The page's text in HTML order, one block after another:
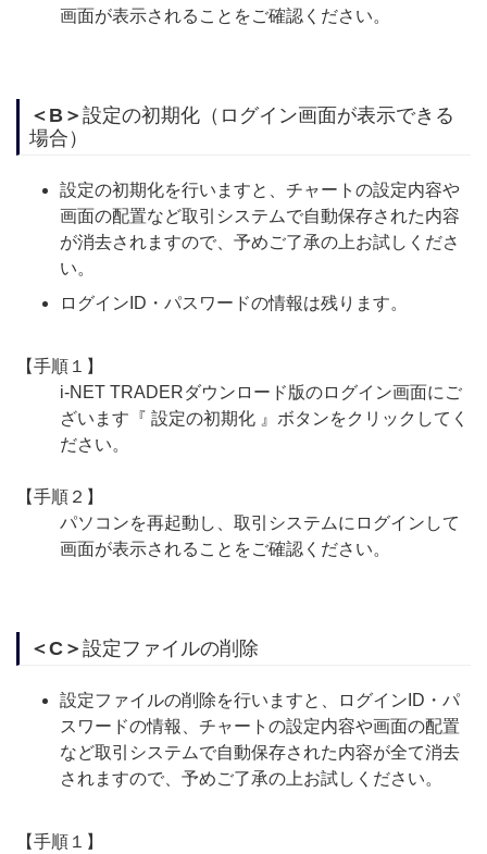
画面が表示されることをご確認ください。
＜B＞設定の初期化（ログイン画面が表示できる
場合）
設定の初期化を行いますと、チャートの設定内容や
画面の配置など取引システムで自動保存された内容
が消去されますので、予めご了承の上お試しくださ
い。
ログインID・パスワードの情報は残ります。
【手順１】
i-NET TRADERダウンロード版のログイン画面にご
ざいます『 設定の初期化 』ボタンをクリックしてく
ださい。
【手順２】
パソコンを再起動し、取引システムにログインして
画面が表示されることをご確認ください。
＜C＞設定ファイルの削除
設定ファイルの削除を行いますと、ログインID・パ
スワードの情報、チャートの設定内容や画面の配置
など取引システムで自動保存された内容が全て消去
されますので、予めご了承の上お試しください。
【手順１】